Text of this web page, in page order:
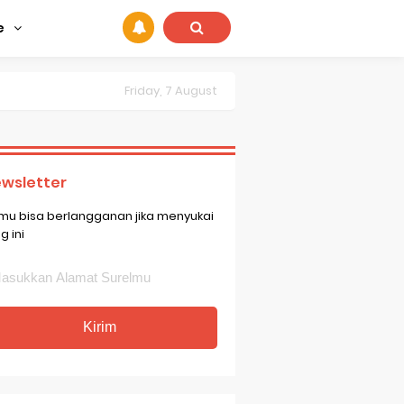
Friday, 7 August
bisa berlangganan jika menyukai
ini